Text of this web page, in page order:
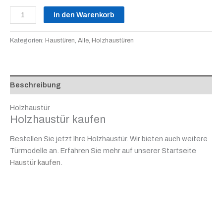
In den Warenkorb
Kategorien: Haustüren, Alle, Holzhaustüren
Beschreibung
Holzhaustür
Holzhaustür kaufen
Bestellen Sie jetzt Ihre Holzhaustür. Wir bieten auch weitere
Türmodelle an. Erfahren Sie mehr auf unserer Startseite
Haustür kaufen